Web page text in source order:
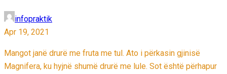
infopraktik
Apr 19, 2021
Mangot janë drurë me fruta me tul. Ato i përkasin gjinisë
Magnifera, ku hyjnë shumë drurë me lule. Sot është përhapur